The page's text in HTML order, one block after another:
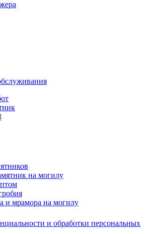
на могилу
и мрамора на могилу
и обработки персональных